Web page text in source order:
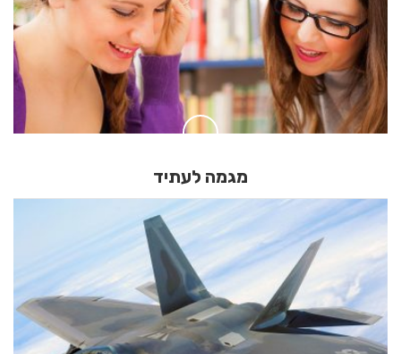
מגמה לעתיד